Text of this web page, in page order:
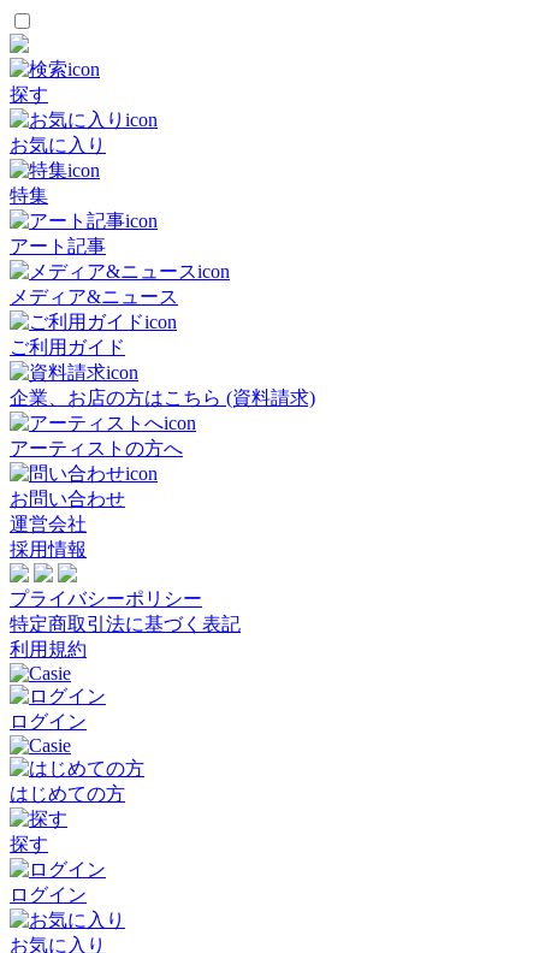
探す
お気に入り
特集
アート記事
メディア&ニュース
ご利用ガイド
企業、お店の方はこちら (資料請求)
アーティストの方へ
お問い合わせ
運営会社
採用情報
プライバシーポリシー
特定商取引法に基づく表記
利用規約
ログイン
はじめての方
探す
ログイン
お気に入り